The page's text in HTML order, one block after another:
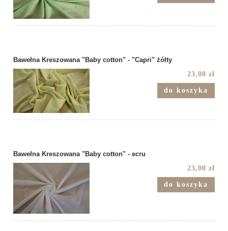
Bawełna Kreszowana "Baby cotton" - "Capri" żółty
23,00 zł
do koszyka
Bawełna Kreszowana "Baby cotton" - ecru
23,00 zł
do koszyka